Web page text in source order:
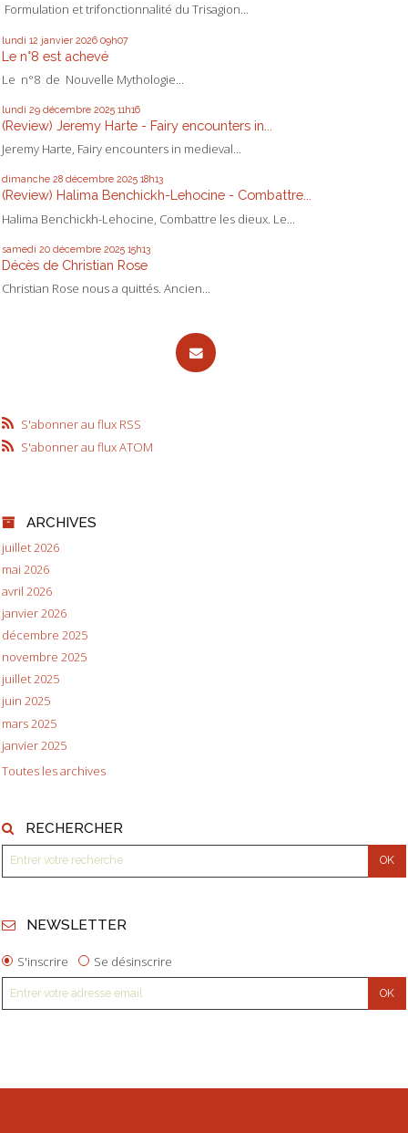
Formulation et trifonctionnalité du Trisagion...
lundi 12 janvier 2026 09h07
Le n°8 est achevé
Le n°8 de Nouvelle Mythologie...
lundi 29 décembre 2025 11h16
(Review) Jeremy Harte - Fairy encounters in...
Jeremy Harte, Fairy encounters in medieval...
dimanche 28 décembre 2025 18h13
(Review) Halima Benchickh-Lehocine - Combattre...
Halima Benchickh-Lehocine, Combattre les dieux. Le...
samedi 20 décembre 2025 15h13
Décès de Christian Rose
Christian Rose nous a quittés. Ancien...
S'abonner au flux RSS
S'abonner au flux ATOM
ARCHIVES
juillet 2026
mai 2026
avril 2026
janvier 2026
décembre 2025
novembre 2025
juillet 2025
juin 2025
mars 2025
janvier 2025
Toutes les archives
RECHERCHER
NEWSLETTER
S'inscrire Se désinscrire